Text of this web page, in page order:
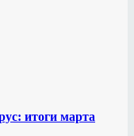
итоги марта